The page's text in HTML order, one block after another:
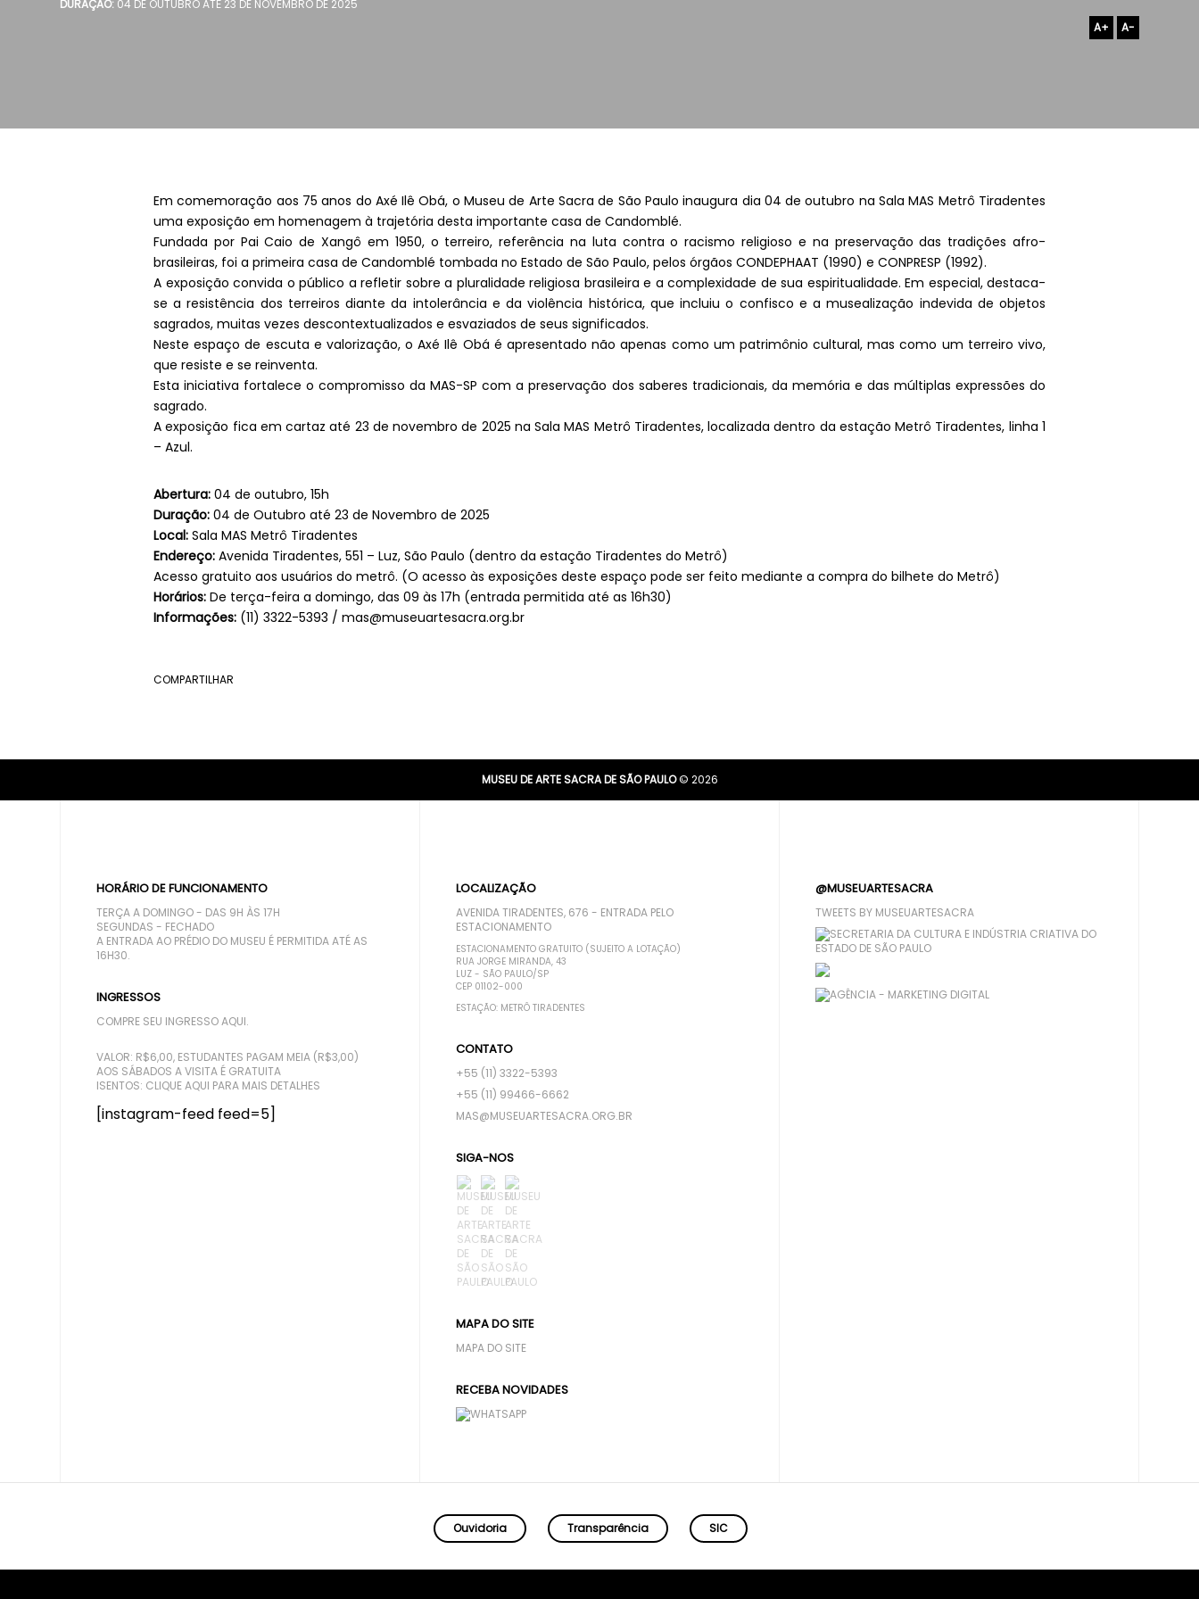
DURAÇÃO: 04 DE OUTUBRO ATÉ 23 DE NOVEMBRO DE 2025
A+
A-
Em comemoração aos 75 anos do Axé Ilê Obá, o Museu de Arte Sacra de São Paulo inaugura dia 04 de outubro na Sala MAS Metrô Tiradentes
uma exposição em homenagem à trajetória desta importante casa de Candomblé.
Fundada por Pai Caio de Xangô em 1950, o terreiro, referência na luta contra o racismo religioso e na preservação das tradições afro-
brasileiras, foi a primeira casa de Candomblé tombada no Estado de São Paulo, pelos órgãos CONDEPHAAT (1990) e CONPRESP (1992).
A exposição convida o público a refletir sobre a pluralidade religiosa brasileira e a complexidade de sua espiritualidade. Em especial, destaca-
se a resistência dos terreiros diante da intolerância e da violência histórica, que incluiu o confisco e a musealização indevida de objetos
sagrados, muitas vezes descontextualizados e esvaziados de seus significados.
Neste espaço de escuta e valorização, o Axé Ilê Obá é apresentado não apenas como um patrimônio cultural, mas como um terreiro vivo,
que resiste e se reinventa.
Esta iniciativa fortalece o compromisso da MAS-SP com a preservação dos saberes tradicionais, da memória e das múltiplas expressões do
sagrado.
A exposição fica em cartaz até 23 de novembro de 2025 na Sala MAS Metrô Tiradentes, localizada dentro da estação Metrô Tiradentes, linha 1
– Azul.
Abertura: 04 de outubro, 15h
Duração: 04 de Outubro até 23 de Novembro de 2025
Local: Sala MAS Metrô Tiradentes
Endereço: Avenida Tiradentes, 551 – Luz, São Paulo (dentro da estação Tiradentes do Metrô)
Acesso gratuito aos usuários do metrô. (O acesso às exposições deste espaço pode ser feito mediante a compra do bilhete do Metrô)
Horários: De terça-feira a domingo, das 09 às 17h (entrada permitida até as 16h30)
Informações: (11) 3322-5393 / mas@museuartesacra.org.br
COMPARTILHAR
MUSEU DE ARTE SACRA DE SÃO PAULO© 2026
HORÁRIO DE FUNCIONAMENTO
TERÇA A DOMINGO - DAS 9H ÀS 17H
SEGUNDAS - FECHADO
A ENTRADA AO PRÉDIO DO MUSEU É PERMITIDA ATÉ AS
16H30.
INGRESSOS
COMPRE SEU INGRESSO AQUI.
VALOR: R$6,00, ESTUDANTES PAGAM MEIA (R$3,00)
AOS SÁBADOS A VISITA É GRATUITA
ISENTOS: CLIQUE AQUI PARA MAIS DETALHES
[instagram-feed feed=5]
LOCALIZAÇÃO
AVENIDA TIRADENTES, 676 - ENTRADA PELO
ESTACIONAMENTO
ESTACIONAMENTO GRATUITO (SUJEITO A LOTAÇÃO)
RUA JORGE MIRANDA, 43
LUZ - SÃO PAULO/SP
CEP 01102-000
ESTAÇÃO: METRÔ TIRADENTES
CONTATO
+55 (11) 3322-5393
+55 (11) 99466-6662
MAS@MUSEUARTESACRA.ORG.BR
SIGA-NOS
MAPA DO SITE
MAPA DO SITE
RECEBA NOVIDADES
@MUSEUARTESACRA
TWEETS BY MUSEUARTESACRA
Ouvidoria Transparência SIC